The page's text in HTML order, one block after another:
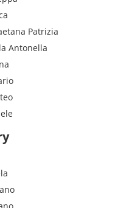
Patrizia
Antonella